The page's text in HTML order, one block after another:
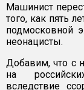
Машинист
того, как пять
подмосковной
неонацисты.
Добавим, что с
на
вследствие